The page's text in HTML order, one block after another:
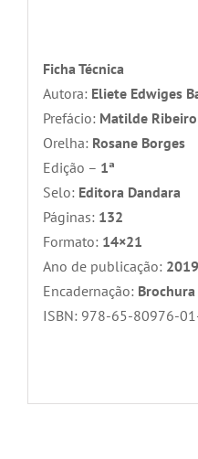
Ficha Técnica
Autora: Eliete Edwiges
Prefácio: Matilde Ribeiro
Orelha: Rosane Borges
Edição – 1ª
Selo: Editora Dandara
Páginas: 132
Formato: 14×21
Ano de publicação: 2019
Encadernação: Brochura
ISBN: 978-65-80976-